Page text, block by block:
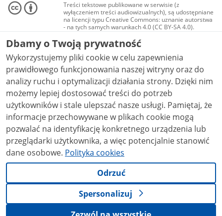
Treści tekstowe publikowane w serwisie (z
wyłączeniem treści audiowizualnych), są udostępniane
na licencji typu Creative Commons: uznanie autorstwa
- na tych samych warunkach 4.0 (CC BY-SA 4.0).
Materiały audiowizualne, w tym zdjęcia, materiały
audio i wideo, są udostępniane na licencji typu
Creative Commons: uznanie autorstwa użycie
niekomercyjne - bez utworów zależnych 4.0 (CC BY-
NC-ND 4.0), o ile nie jest to stwierdzone inaczej.
Dbamy o Twoją prywatność
Wykorzystujemy pliki cookie w celu zapewnienia
prawidłowego funkcjonowania naszej witryny oraz do
analizy ruchu i optymalizacji działania strony. Dzięki nim
możemy lepiej dostosować treści do potrzeb
użytkowników i stale ulepszać nasze usługi. Pamiętaj, że
informacje przechowywane w plikach cookie mogą
pozwalać na identyfikację konkretnego urządzenia lub
przeglądarki użytkownika, a więc potencjalnie stanowić
dane osobowe. Polityka cookies
Odrzuć
Spersonalizuj